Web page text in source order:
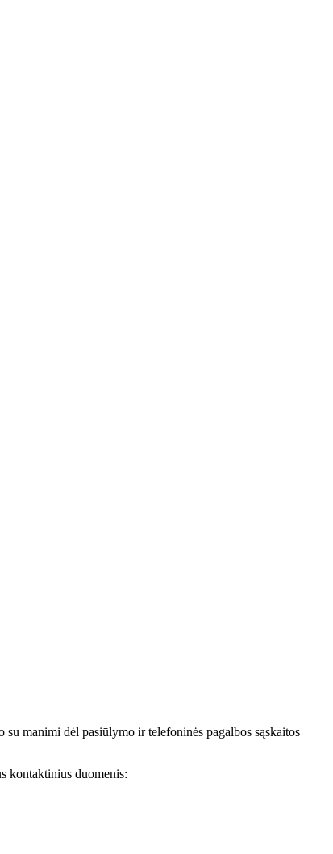
manimi dėl pasiūlymo ir telefoninės pagalbos sąskaitos
kontaktinius duomenis: